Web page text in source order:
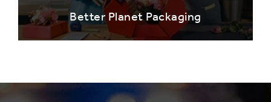
Better Planet Packaging